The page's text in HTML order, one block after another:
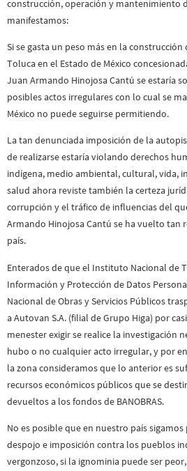
construcción, operación y mantenimiento
manifestamos:
Si se gasta un peso más en la
Toluca en el Estado de México
Juan Armando Hinojosa Cantú se estaría
posibles actos irregulares con lo cual se
México no puede seguirse permitiendo.
La tan denunciada imposición de la
de realizarse estaría violando derechos
indígena, medio ambiental, cultural, vida,
salud ahora reviste también la certeza
corrupción y el tráfico de influencias del
Armando Hinojosa Cantú se ha vuelto tan
país.
Enterados de que el Instituto Nacional de
Información y Protección de Datos
Nacional de Obras y Servicios Públicos
a Autovan S.A. (filial de Grupo Higa) por
menester exigir se realice la investigación
hubo o no cualquier acto irregular, y por
la zona consideramos que lo anterior es
recursos económicos públicos que se
devueltos a los fondos de BANOBRAS.
No es posible que en nuestro país
despojo e imposición contra los pueblos
vergonzoso, si la ignominia puede ser